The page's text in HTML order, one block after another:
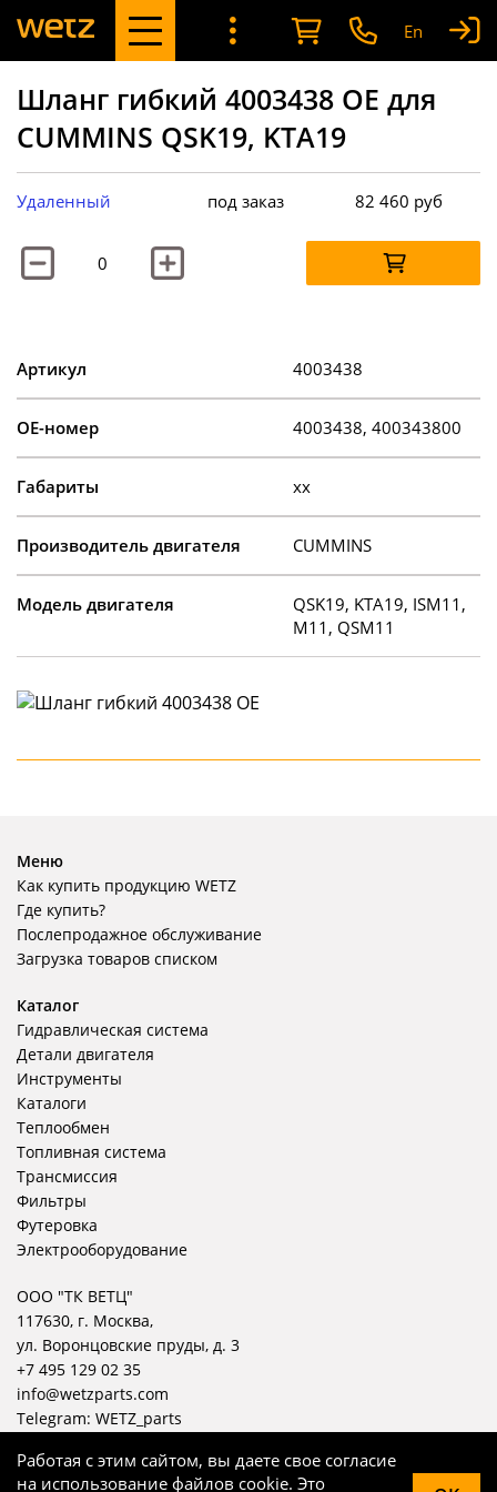
En
Шланг гибкий 4003438 OE для
CUMMINS QSK19, KTA19
Удаленный под заказ 82 460 руб
Артикул 4003438
OE-номер 4003438, 400343800
Габариты xx
Производитель двигателя CUMMINS
Модель двигателя
QSK19, KTA19, ISM11,
M11, QSM11
Меню
Как купить продукцию WETZ
Где купить?
Послепродажное обслуживание
Загрузка товаров списком
Каталог
Гидравлическая система
Детали двигателя
Инструменты
Каталоги
Теплообмен
Топливная система
Трансмиссия
Фильтры
Футеровка
Электрооборудование
ООО "ТК ВЕТЦ"
117630, г. Москва,
ул. Воронцовские пруды, д. 3
+7 495 129 02 35
info@wetzparts.com
Telegram: WETZ_parts
Работая с этим сайтом, вы даете свое согласие
на использование файлов cookie. Это